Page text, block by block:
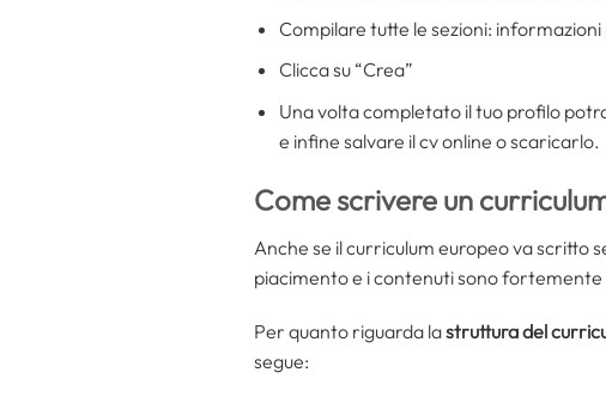
Compilare tutte le sezioni:
Clicca su “Crea”
Una volta completato il tuo profilo
e infine salvare il cv online o scaricarlo.
Come scrivere un
Anche se il curriculum europeo va scritto
piacimento e i contenuti sono fortemente
Per quanto riguarda lastruttura del
segue: